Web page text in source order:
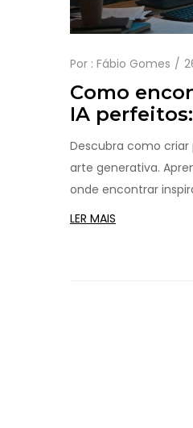
Por : Fábio Gomes
Como
IA
para criar
Descubra como criar
arte generativa.
onde encontrar
para dominar o
LER MAIS